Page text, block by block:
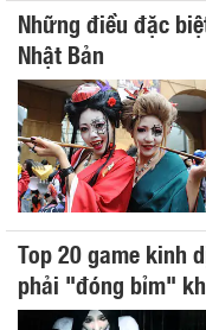
Những điều đặc
Nhật Bản
Top 20 game kinh
phải "đóng bỉm"